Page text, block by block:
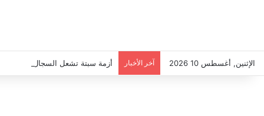
الإثنين, أغسطس 10 2026 آخر الأخبار